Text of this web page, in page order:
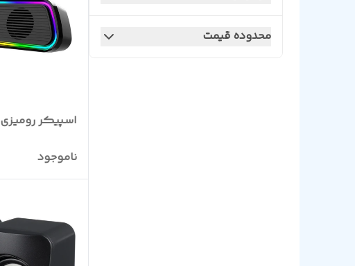
Onikuma
محدوده قیمت
اسپیکر رومیزی Aula Wind N-169B
ناموجود